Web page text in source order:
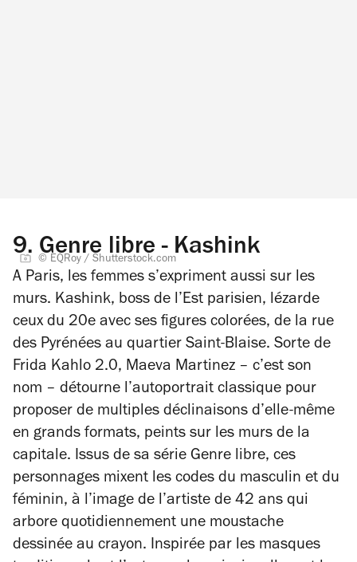
9. Genre libre - Kashink
© EQRoy / Shutterstock.com
A Paris, les femmes s’expriment aussi sur les
murs. Kashink, boss de l’Est parisien, lézarde
ceux du 20e avec ses figures colorées, de la rue
des Pyrénées au quartier Saint-Blaise. Sorte de
Frida Kahlo 2.0, Maeva Martinez – c’est son
nom – détourne l’autoportrait classique pour
proposer de multiples déclinaisons d’elle-même
en grands formats, peints sur les murs de la
capitale. Issus de sa série Genre libre, ces
personnages mixent les codes du masculin et du
féminin, à l’image de l’artiste de 42 ans qui
arbore quotidiennement une moustache
dessinée au crayon. Inspirée par les masques